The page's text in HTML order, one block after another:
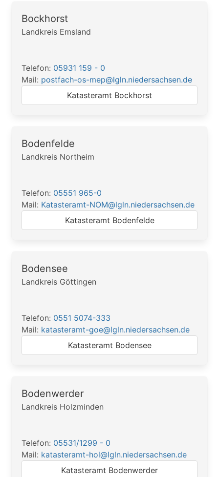
Bockhorst
Landkreis Emsland
Telefon: 05931 159 - 0
Mail: postfach-os-mep@lgln.niedersachsen.de
Katasteramt Bockhorst
Bodenfelde
Landkreis Northeim
Telefon: 05551 965-0
Mail: Katasteramt-NOM@lgln.niedersachsen.de
Katasteramt Bodenfelde
Bodensee
Landkreis Göttingen
Telefon: 0551 5074-333
Mail: katasteramt-goe@lgln.niedersachsen.de
Katasteramt Bodensee
Bodenwerder
Landkreis Holzminden
Telefon: 05531/1299 - 0
Mail: katasteramt-hol@lgln.niedersachsen.de
Katasteramt Bodenwerder